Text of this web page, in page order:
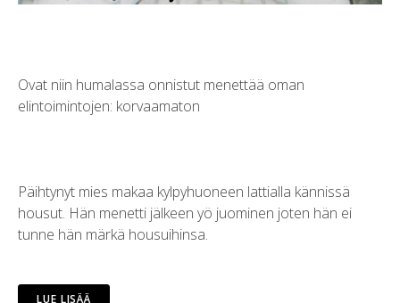
Ovat niin humalassa onnistut menettää oman
elintoimintojen: korvaamaton
Päihtynyt mies makaa kylpyhuoneen lattialla kännissä
housut. Hän menetti jälkeen yö juominen joten hän ei
tunne hän märkä housuihinsa.
LUE LISÄÄ